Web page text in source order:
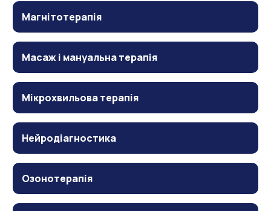
Магнітотерапія
Масаж і мануальна терапія
Мікрохвильова терапія
Нейродіагностика
Озонотерапія